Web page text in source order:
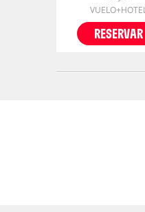
VUELO+HOTEL
RESERVAR